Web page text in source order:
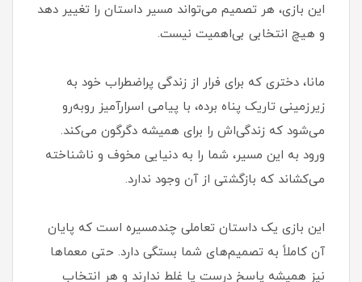
این بازی، هر تصمیم می‌تواند مسیر داستان را تغییر دهد
و هیچ انتخابی بی‌اهمیت نیست.
مانا، دختری که برای فرار از زندگی پراضطراب خود به
زیرزمینی تاریک پناه برده، با پیامی اسرارآمیز روبه‌رو
می‌شود که زندگی‌اش را برای همیشه دگرگون می‌کند.
ورود به این مسیر، شما را به دنیایی مخوف و ناشناخته
می‌کشاند که بازگشتی از آن وجود ندارد.
این بازی یک داستان تعاملی چندمسیره است که پایان
آن کاملاً به تصمیم‌های شما بستگی دارد. حتی معماها
نیز همیشه پاسخ درست یا غلط ندارند و هر انتخاب